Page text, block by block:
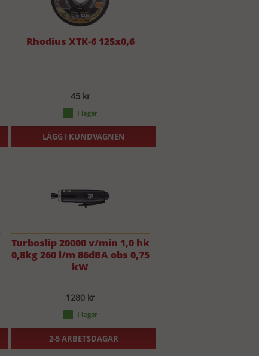
Rhodius XTK-6 125x0,6
45 kr
LÄGG I KUNDVAGNEN
Turboslip 20000 v/min 1,0 hk
0,8kg 260 l/m 86dBA obs 0,75
kW
1280 kr
2-5 ARBETSDAGAR